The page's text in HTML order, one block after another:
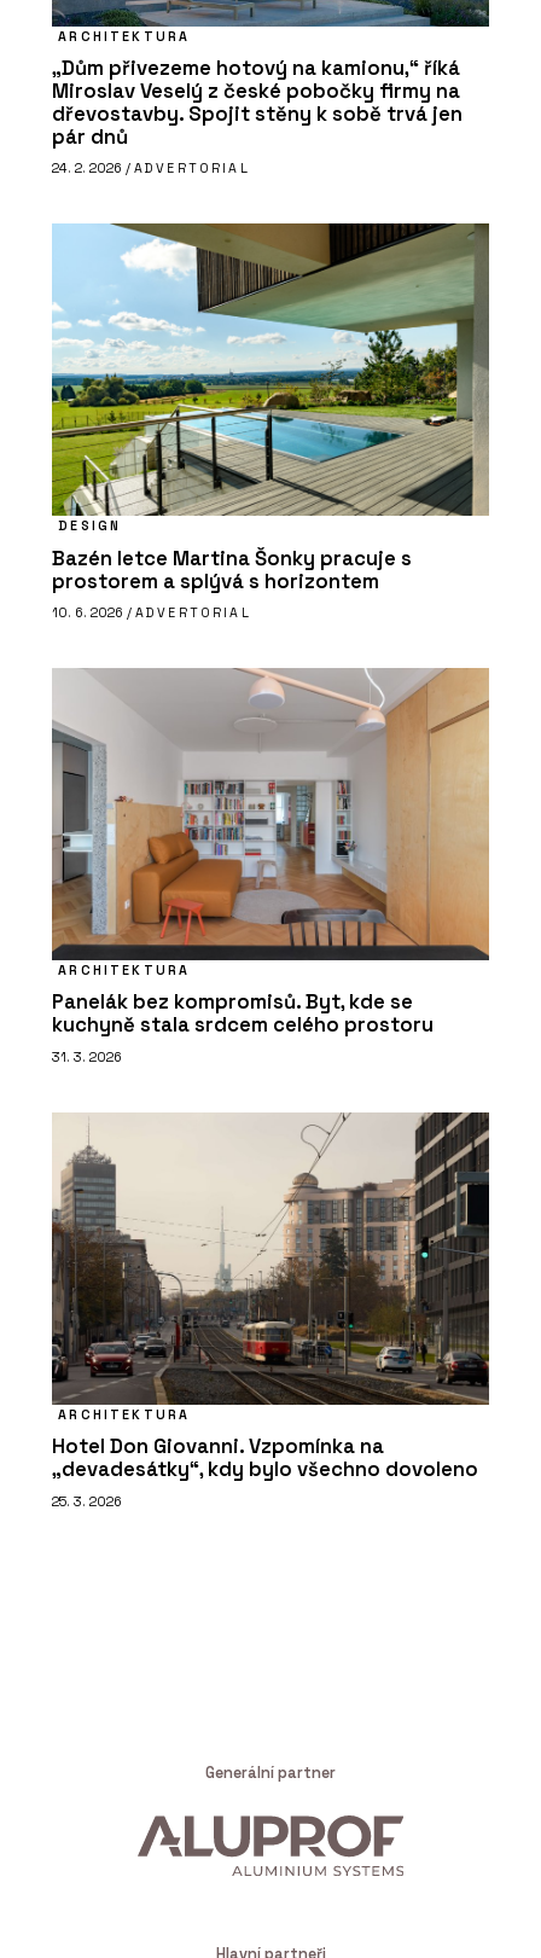
ARCHITEKTURA
„Dům přivezeme hotový na kamionu,“ říká
Miroslav Veselý z české pobočky firmy na
dřevostavby. Spojit stěny k sobě trvá jen
pár dnů
24. 2. 2026 / ADVERTORIAL
DESIGN
Bazén letce Martina Šonky pracuje s
prostorem a splývá s horizontem
10. 6. 2026 / ADVERTORIAL
ARCHITEKTURA
Panelák bez kompromisů. Byt, kde se
kuchyně stala srdcem celého prostoru
31. 3. 2026
ARCHITEKTURA
Hotel Don Giovanni. Vzpomínka na
„devadesátky“, kdy bylo všechno dovoleno
25. 3. 2026
Generální partner
Hlavní partneři